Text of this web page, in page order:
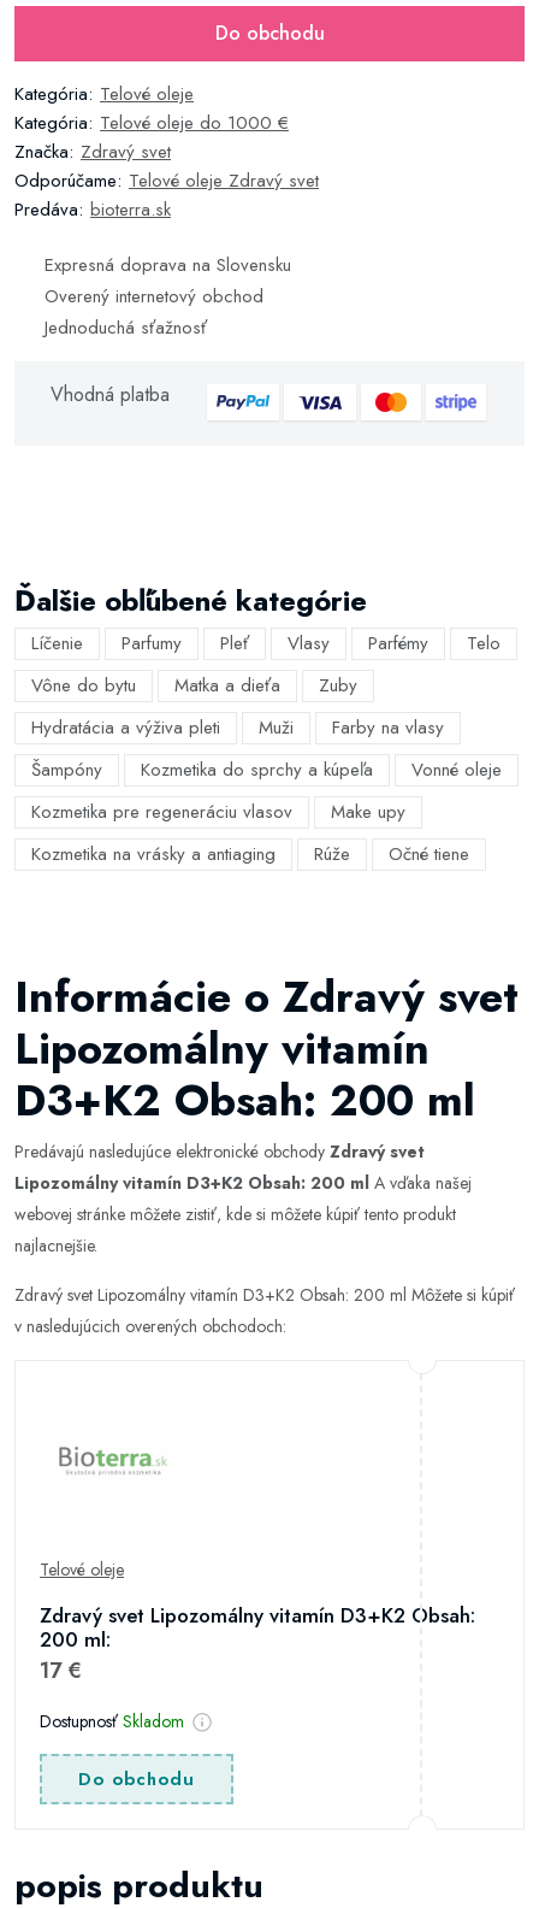
Do obchodu
Kategória: Telové oleje
Kategória: Telové oleje do 1000 €
Značka: Zdravý svet
Odporúčame: Telové oleje Zdravý svet
Predáva: bioterra.sk
Expresná doprava na Slovensku
Overený internetový obchod
Jednoduchá sťažnosť
Vhodná platba
Ďalšie obľúbené kategórie
Líčenie Parfumy Pleť Vlasy Parfémy
Telo
Vône do bytu
Matka a dieťa
Zuby
Hydratácia a výživa pleti
Muži
Farby na vlasy
Šampóny
Kozmetika do sprchy a kúpeľa
Vonné oleje
Kozmetika pre regeneráciu vlasov
Make upy
Kozmetika na vrásky a antiaging
Rúže Očné tiene
Informácie o Zdravý svet
Lipozomálny vitamín
D3+K2 Obsah: 200 ml
Predávajú nasledujúce elektronické obchody Zdravý svet
Lipozomálny vitamín D3+K2 Obsah: 200 ml A vďaka našej
webovej stránke môžete zistiť, kde si môžete kúpiť tento produkt
najlacnejšie.
Zdravý svet Lipozomálny vitamín D3+K2 Obsah: 200 ml Môžete si kúpiť
v nasledujúcich overených obchodoch:
Telové oleje
Zdravý svet Lipozomálny vitamín D3+K2 Obsah:
200 ml:
17 €
Dostupnosť Skladom
Do obchodu
popis produktu